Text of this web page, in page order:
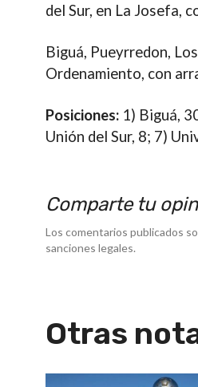
del Sur, en La Josefa,
Biguá, Pueyrredon,
Ordenamiento, con
Posiciones: 1) Biguá,
Unión del Sur, 8; 7)
Comparte tu
Los comentarios publicados
sanciones legales.
Otras